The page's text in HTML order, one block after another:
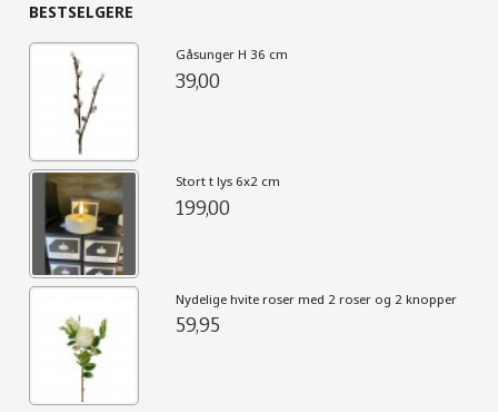
BESTSELGERE
Gåsunger H 36 cm
39,00
Stort t lys 6x2 cm
199,00
Nydelige hvite roser med 2 roser og 2 knopper
59,95